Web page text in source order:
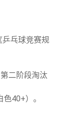
乒乓球竞赛规
二阶段淘汰
40+）。